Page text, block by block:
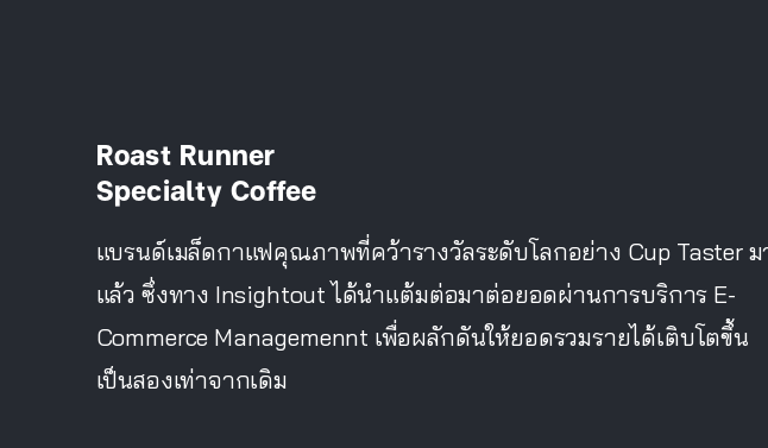
Roast Runner
Specialty Coffee
แบรนด์เมล็ดกาแฟคุณภาพที่คว้ารางวัลระดับโลกอย่าง Cup Taster ม
แล้ว ซึ่งทาง Insightout ได้นำแต้มต่อมาต่อยอดผ่านการบริการ E-
Commerce Managemennt เพื่อผลักดันให้ยอดรวมรายได้เติบโตขึ้น
เป็นสองเท่าจากเดิม